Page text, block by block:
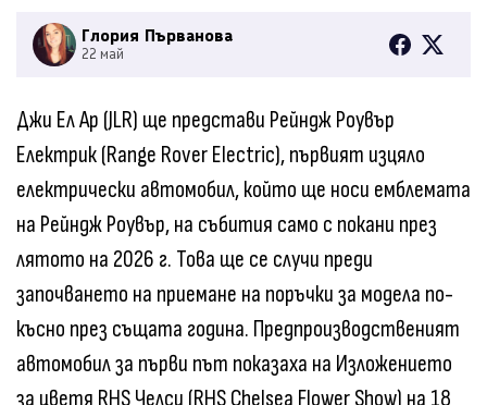
Глория Първанова
22 май
Джи Ел Ар (JLR) ще представи Рейндж Роувър
Електрик (Range Rover Electric), първият изцяло
електрически автомобил, който ще носи емблемата
на Рейндж Роувър, на събития само с покани през
лятото на 2026 г. Това ще се случи преди
започването на приемане на поръчки за модела по-
късно през същата година. Предпроизводственият
автомобил за първи път показаха на Изложението
за цветя RHS Челси (RHS Chelsea Flower Show) на 18